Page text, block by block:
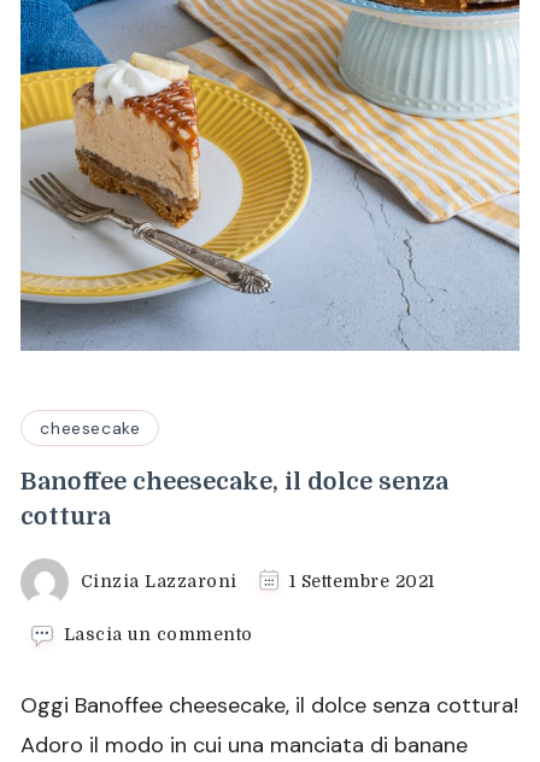
cheesecake
Banoffee cheesecake, il dolce senza
cottura
Cinzia Lazzaroni 1 Settembre 2021
Lascia un commento
il
Oggi Banoffee cheesecake, il dolce senza cottura!
Adoro il modo in cui una manciata di banane